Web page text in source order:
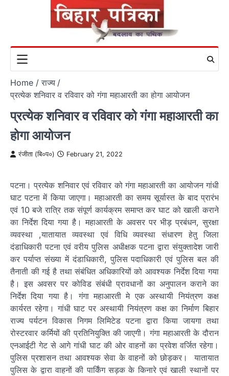
Home
राज्य
प्रत्येक शनिवार व रविवार को गंगा महाआरती का होगा आयोजन
प्रत्येक शनिवार व रविवार को गंगा महाआरती का
होगा आयोजन
रंजीता (बि०प०) February 21, 2022
पटना। प्रत्येक शनिवार एवं रविवार को गंगा महाआरती का आयोजन गांधी
घाट पटना में किया जाएगा। महाआरती का समय सूर्यास्त के बाद प्रारंभ
एवं 10 बजे रात्रि तक संपूर्ण कार्यक्रम समाप्त कर घाट को खाली कराने
का निर्देश दिया गया है। महाआरती के अवसर पर भीड़ प्रबंधन, सुरक्षा
व्यवस्था ,यातायात व्यवस्था एवं विधि व्यवस्था संधारण हेतु जिला
दंडाधिकारी पटना एवं वरीय पुलिस अधीक्षक पटना द्वारा संयुक्तादेश जारी
कर पर्याप्त संख्या में दंडाधिकारी, पुलिस पदाधिकारी एवं पुलिस बल की
तैनाती की गई है तथा संबंधित अधिकारियों को आवश्यक निर्देश दिया गया
है। इस अवसर पर कोविड संबंधी प्रावधानों का अनुपालन कराने का
निर्देश दिया गया है। गंगा महाआरती मे एक अस्थायी नियंत्रण कक्ष
कार्यरत रहेगा। गांधी घाट पर अस्थायी नियंत्रण कक्ष का निर्माण बिहार
राज्य पर्यटन विकास निगम लिमिटेड पटना द्वारा किया जायगा तथा
रोस्टरवार कर्मियों की प्रतिनियुक्ति की जाएगी। गंगा महाआरती के दौरान
एनआईटी गेट से आगे गांधी घाट की ओर वाहनों का प्रवेश वर्जित रहेगा।
पुलिस प्रशासन तथा आवश्यक सेवा के वाहनों को छोड़कर। यातायात
पुलिस के द्वारा वाहनों की पार्किंग सड़क के किनारे एवं खाली स्थानों पर